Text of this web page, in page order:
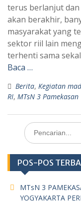
terus berlanjut dan
akan berakhir,
masyarakat yang
sektor riil lain
terhenti sama
Baca …
Berita, Kegiatan
RI, MTsN 3 Pamekasan
Search
for:
POS-POS
MTsN 3
YOGYAKARTA